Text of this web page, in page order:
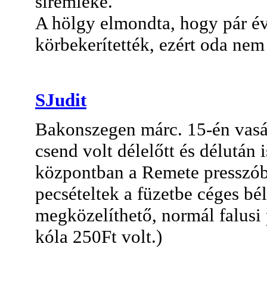
A hölgy elmondta, hogy pár
körbekerítették, ezért oda
SJudit
Bakonszegen márc. 15-én
csend volt délelőtt és
központban a Remete
pecsételtek a füzetbe céges
megközelíthető, normál falusi
kóla 250Ft volt.)